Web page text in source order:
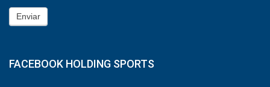
Enviar
FACEBOOK HOLDING SPORTS